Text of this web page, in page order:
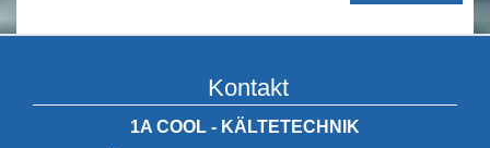
GlastürKühlschränke und Lagerkühlschränke.
z.B. in der Gastronomie oder im Handel.
Kontakt
1A COOL - KÄLTETECHNIK